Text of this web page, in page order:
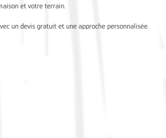
et votre terrain.
un devis gratuit et une approche personnalisée.